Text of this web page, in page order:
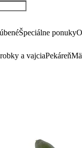
Špeciálne ponuky
a vajciaPekáreň